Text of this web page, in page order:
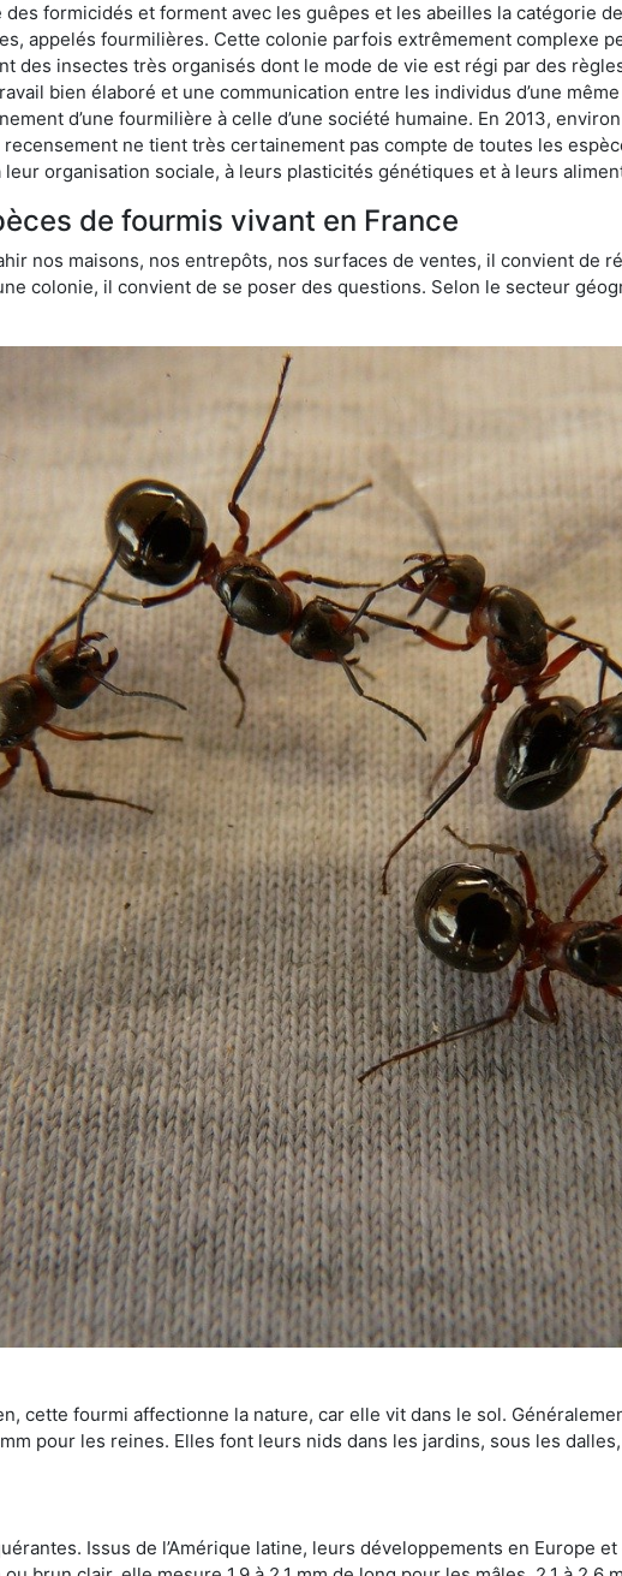
formicidés et forment avec les guêpes et les abeilles la catégorie
appelés fourmilières. Cette colonie parfois extrêmement complexe
des insectes très organisés dont le mode de vie est régi par des
bien élaboré et une communication entre les individus d’une
d’une fourmilière à celle d’une société humaine. En 2013,
ne tient très certainement pas compte de toutes les
organisation sociale, à leurs plasticités génétiques et à leurs
de fourmis vivant en France
nos maisons, nos entrepôts, nos surfaces de ventes, il convient de
colonie, il convient de se poser des questions. Selon le secteur
cette fourmi affectionne la nature, car elle vit dans le sol.
pour les reines. Elles font leurs nids dans les jardins, sous les
Issus de l’Amérique latine, leurs développements en Europe